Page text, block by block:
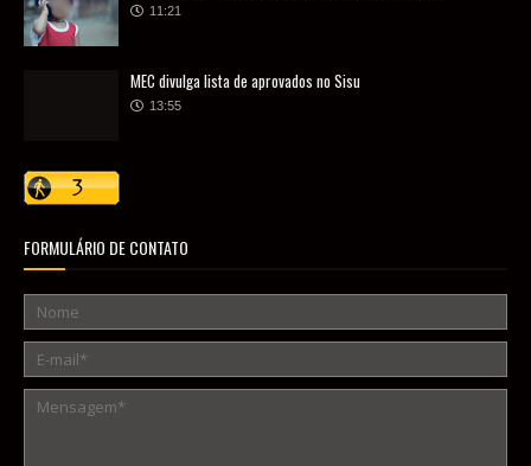
11:21
MEC divulga lista de aprovados no Sisu
13:55
FORMULÁRIO DE CONTATO